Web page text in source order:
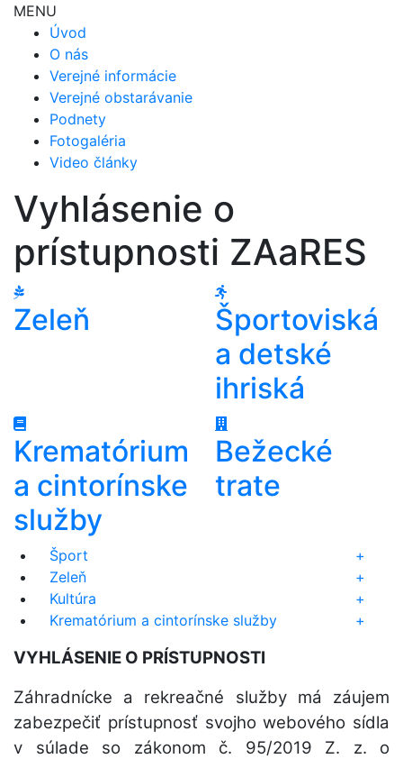
MENU
Úvod
O nás
Verejné informácie
Verejné obstarávanie
Podnety
Fotogaléria
Video články
Vyhlásenie o
prístupnosti ZAaRES
Zeleň
Športoviská
a detské
ihriská
Krematórium
a cintorínske
služby
Bežecké
trate
Šport
+
Zeleň
+
Kultúra
+
Krematórium a cintorínske služby
+
VYHLÁSENIE O PRÍSTUPNOSTI
Záhradnícke a rekreačné služby má záujem
zabezpečiť prístupnosť svojho webového sídla
v súlade so zákonom č. 95/2019 Z. z. o